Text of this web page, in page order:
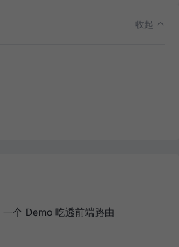
收起
个 Demo 吃透前端路由